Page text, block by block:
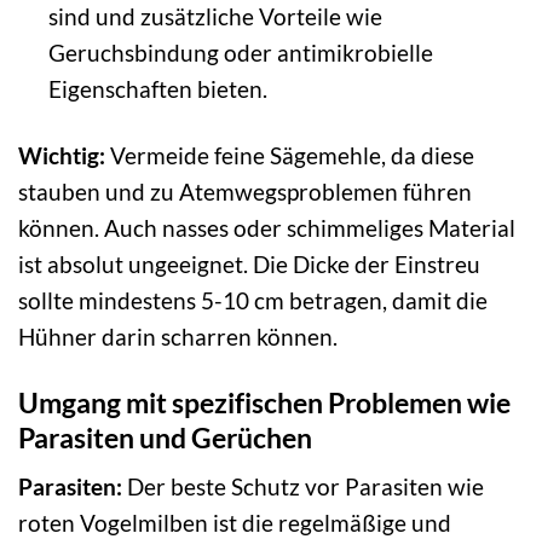
sind und zusätzliche Vorteile wie
Geruchsbindung oder antimikrobielle
Eigenschaften bieten.
Wichtig: Vermeide feine Sägemehle, da diese
stauben und zu Atemwegsproblemen führen
können. Auch nasses oder schimmeliges Material
ist absolut ungeeignet. Die Dicke der Einstreu
sollte mindestens 5-10 cm betragen, damit die
Hühner darin scharren können.
Umgang mit spezifischen Problemen wie
Parasiten und Gerüchen
Parasiten: Der beste Schutz vor Parasiten wie
roten Vogelmilben ist die regelmäßige und